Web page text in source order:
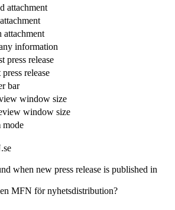
attachment
attachment
information
press release
release
bar
window size
window size
mode
when new press release is published in
MFN för nyhetsdistribution?